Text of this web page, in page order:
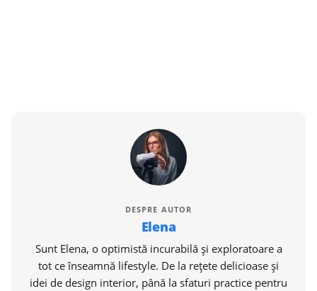
DESPRE AUTOR
Elena
Sunt Elena, o optimistă incurabilă și exploratoare a
tot ce înseamnă lifestyle. De la rețete delicioase și
idei de design interior, până la sfaturi practice pentru